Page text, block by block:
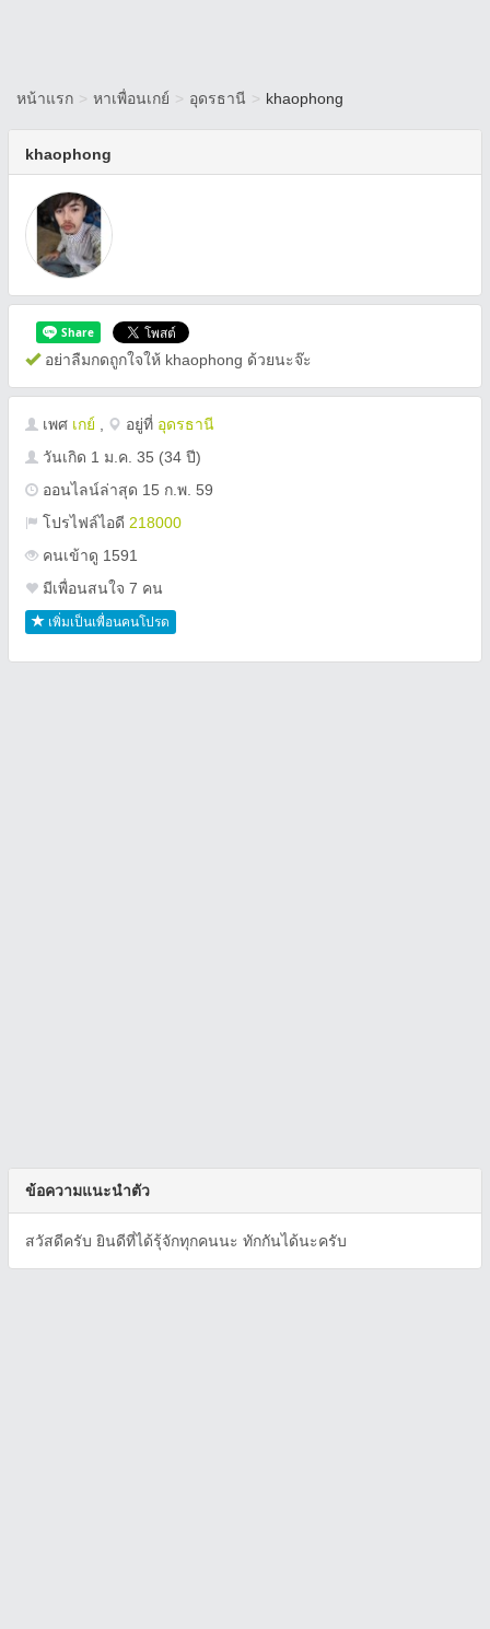
หน้าแรก > หาเพื่อนเกย์ > อุดรธานี > khaophong
khaophong
อย่าลืมกดถูกใจให้ khaophong ด้วยนะจ๊ะ
เพศ เกย์ อยู่ที่ อุดรธานี
วันเกิด 1 ม.ค. 35 (34 ปี)
ออนไลน์ล่าสุด 15 ก.พ. 59
โปรไฟล์ไอดี 218000
คนเข้าดู 1591
มีเพื่อนสนใจ 7 คน
เพิ่มเป็นเพื่อนคนโปรด
ข้อความแนะนำตัว
สวัสดีครับ ยินดีที่ได้รุ้จักทุกคนนะ ทักกันได้นะครับ